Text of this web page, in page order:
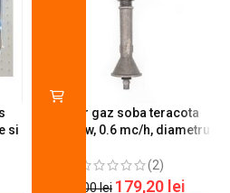
si
Arzator gaz soba teracota
A600, 6 kw, 0.6 mc/h, diametru
(2)
200,00lei 179,20 lei